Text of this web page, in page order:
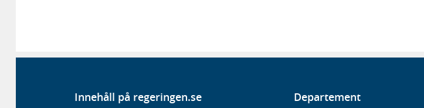
Innehåll på regeringen.se Departement